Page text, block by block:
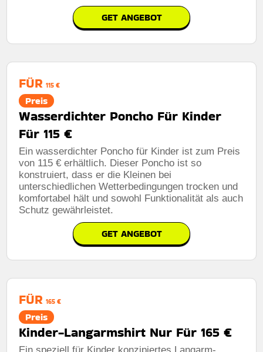
GET ANGEBOT
FÜR 115 €
Preis
Wasserdichter Poncho Für Kinder
Für 115 €
Ein wasserdichter Poncho für Kinder ist zum Preis
von 115 € erhältlich. Dieser Poncho ist so
konstruiert, dass er die Kleinen bei
unterschiedlichen Wetterbedingungen trocken und
komfortabel hält und sowohl Funktionalität als auch
Schutz gewährleistet.
GET ANGEBOT
FÜR 165 €
Preis
Kinder-Langarmshirt Nur Für 165 €
Ein speziell für Kinder konzipiertes Langarm-